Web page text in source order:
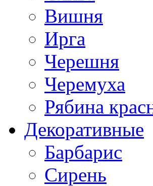
Вишня
Ирга
Черешня
Черемуха
Рябина
Декоративные
Барбарис
Сирень